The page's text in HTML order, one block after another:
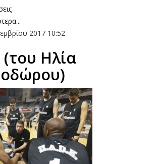
2017 10:52
Ηλία